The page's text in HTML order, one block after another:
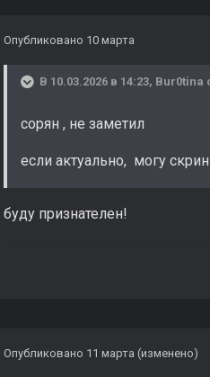
Опубликовано 10 марта
В 10.03.2026 в 14:23, Bur0tina
сорян , не заметил
если актуально, могу
буду признателен!
Опубликовано 11 марта (изменено)